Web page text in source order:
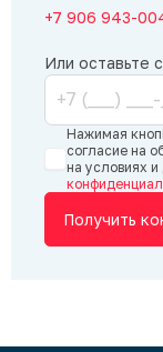
Мы с семьей
Официальный
Дарья!
отзыв. Рады,
рекомендуют,
стараемся
работу и
мебели, давая
+7 906 943-
Или оставьте
Нажимая
согласие на
на условиях
Получить